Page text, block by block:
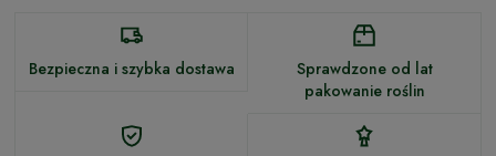
Bezpieczna i szybka dostawa
Sprawdzone od lat
pakowanie roślin